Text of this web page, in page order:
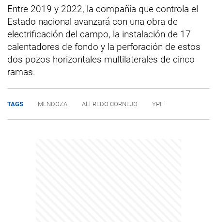
Entre 2019 y 2022, la compañía que controla el
Estado nacional avanzará con una obra de
electrificación del campo, la instalación de 17
calentadores de fondo y la perforación de estos
dos pozos horizontales multilaterales de cinco
ramas.
TAGS MENDOZA ALFREDO CORNEJO YPF